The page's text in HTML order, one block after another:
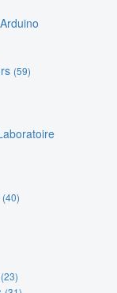
(59)
(40)
(23)